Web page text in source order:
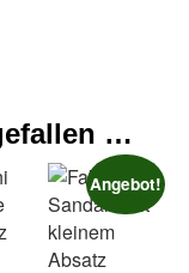
…
Angebot!